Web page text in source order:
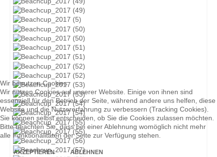
Wir benutzen Cookies
Wir nutzen Cookies auf unserer Website. Einige von ihnen sind
essenziell für den Betrieb der Seite, während andere uns helfen, diese
Website und die Nutzererfahrung zu verbessern (Tracking Cookies).
Sie können selbst entscheiden, ob Sie die Cookies zulassen möchten.
Bitte beachten Sie, dass bei einer Ablehnung womöglich nicht mehr
alle Funktionalitäten der Seite zur Verfügung stehen.
AKZEPTIEREN ABLEHNEN